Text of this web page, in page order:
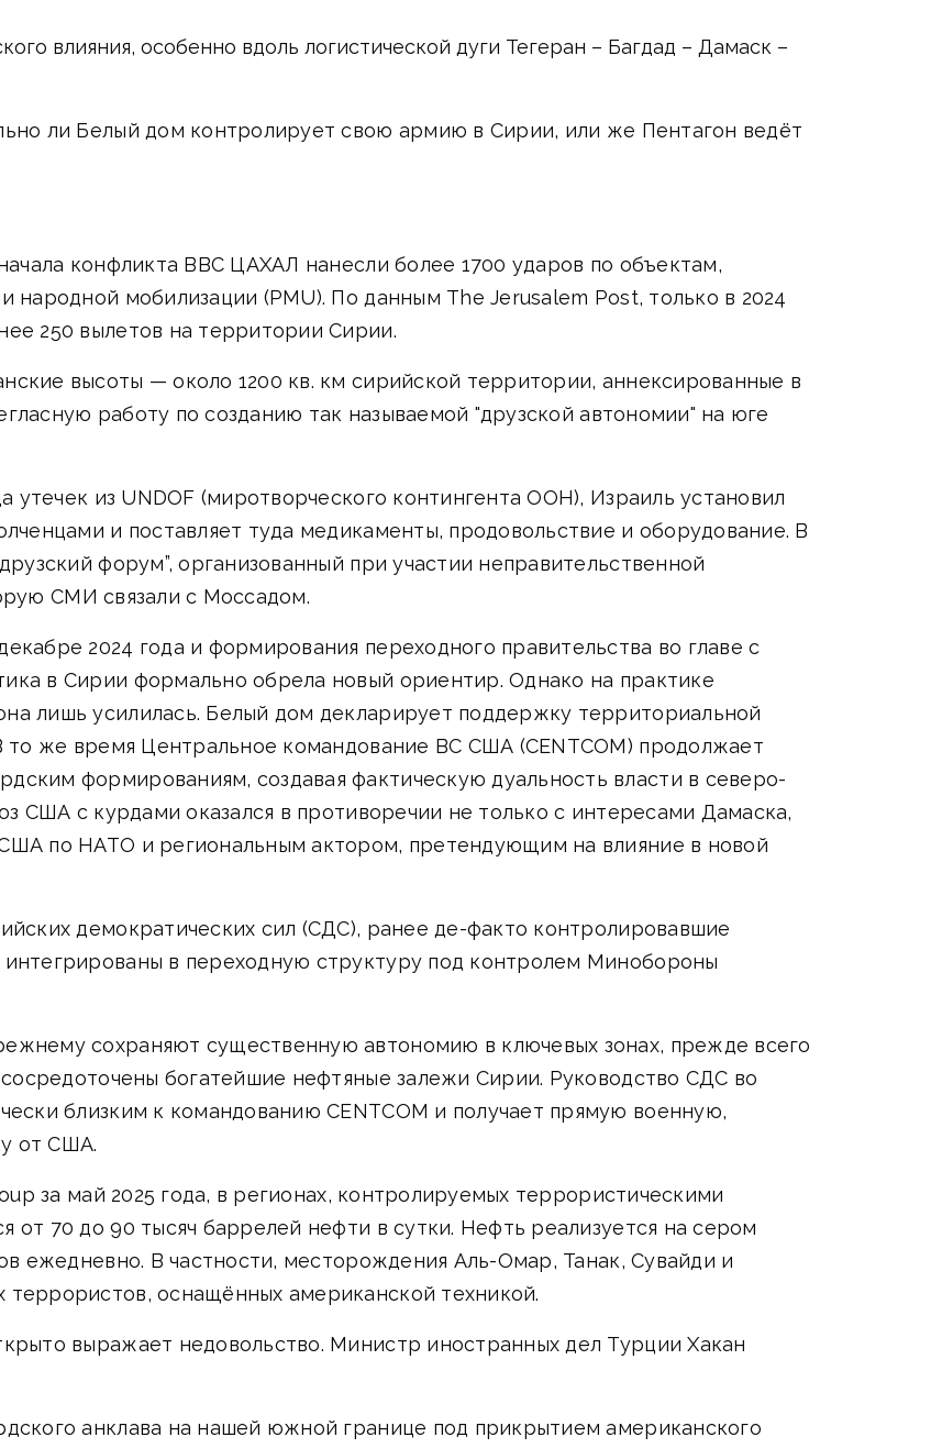
влияния, особенно вдоль логистической дуги Тегеран – Багдад – Дамаск –
ли Белый дом контролирует свою армию в Сирии, или же Пентагон ведёт
конфликта ВВС ЦАХАЛ нанесли более 1700 ударов по объектам,
народной мобилизации (PMU). По данным The Jerusalem Post, только в 2024
250 вылетов на территории Сирии.
высоты — около 1200 кв. км сирийской территории, аннексированные в
работу по созданию так называемой "друзской автономии" на юге
из UNDOF (миротворческого контингента ООН), Израиль установил
и поставляет туда медикаменты, продовольствие и оборудование. В
форум”, организованный при участии неправительственной
СМИ связали с Моссадом.
2024 года и формирования переходного правительства во главе с
в Сирии формально обрела новый ориентир. Однако на практике
лишь усилилась. Белый дом декларирует поддержку территориальной
то же время Центральное командование ВС США (CENTCOM) продолжает
формированиям, создавая фактическую дуальность власти в северо-
США с курдами оказался в противоречии не только с интересами Дамаска,
по НАТО и региональным актором, претендующим на влияние в новой
демократических сил (СДС), ранее де-факто контролировавшие
в переходную структуру под контролем Минобороны
сохраняют существенную автономию в ключевых зонах, прежде всего
богатейшие нефтяные залежи Сирии. Руководство СДС во
близким к командованию CENTCOM и получает прямую военную,
от США.
за май 2025 года, в регионах, контролируемых террористическими
от 70 до 90 тысяч баррелей нефти в сутки. Нефть реализуется на сером
ежедневно. В частности, месторождения Аль-Омар, Танак, Сувайди и
оснащённых американской техникой.
выражает недовольство. Министр иностранных дел Турции Хакан
анклава на нашей южной границе под прикрытием американского